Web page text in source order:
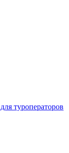
туроператоров